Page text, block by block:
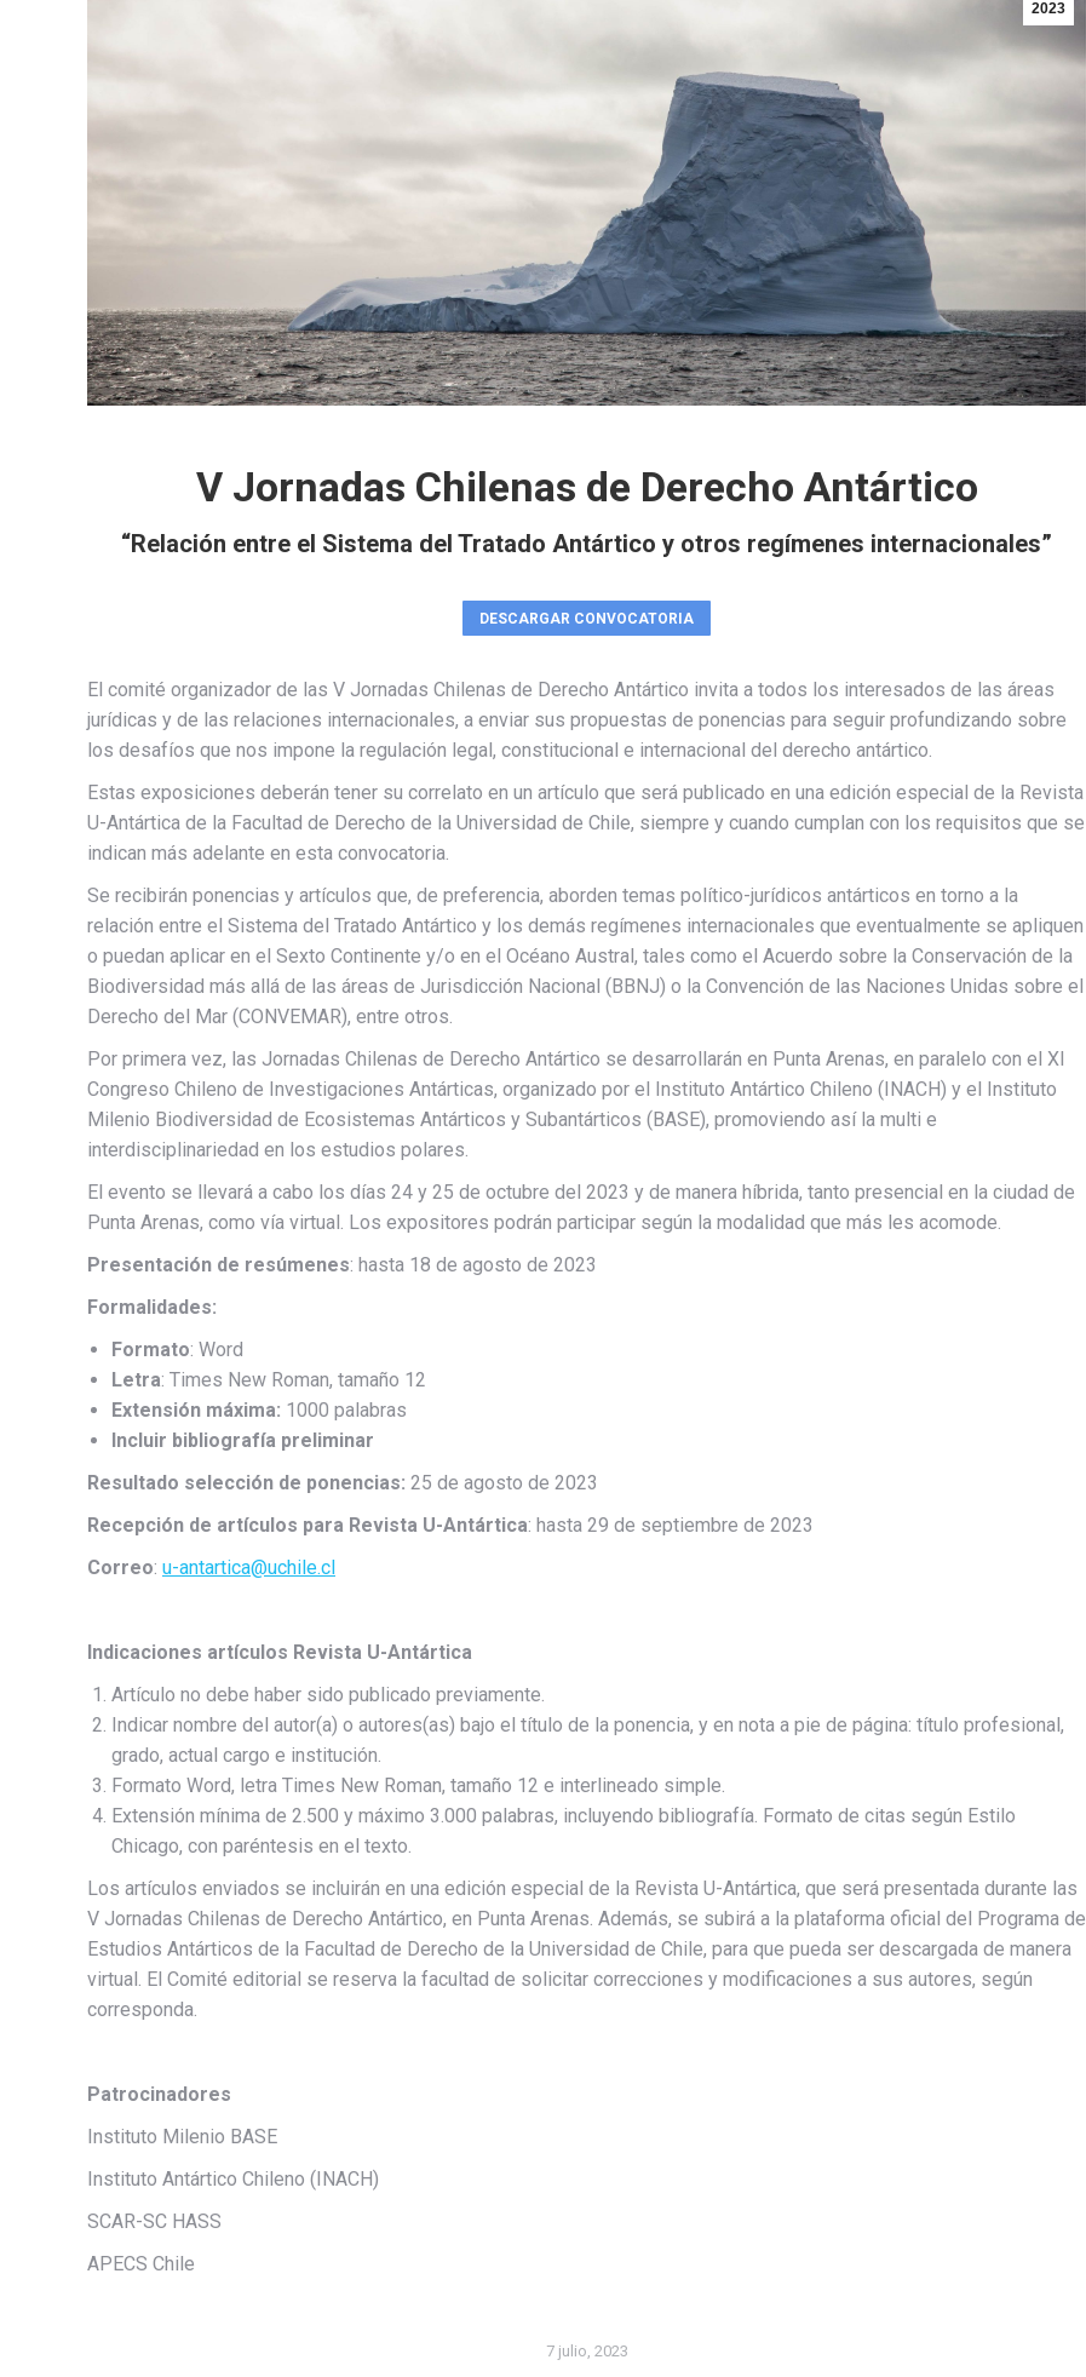
2023
V Jornadas Chilenas de Derecho Antártico
“Relación entre el Sistema del Tratado Antártico y otros regímenes internacionales”
DESCARGAR CONVOCATORIA
El comité organizador de las V Jornadas Chilenas de Derecho Antártico invita a todos los interesados de las áreas
jurídicas y de las relaciones internacionales, a enviar sus propuestas de ponencias para seguir profundizando sobre
los desafíos que nos impone la regulación legal, constitucional e internacional del derecho antártico.
Estas exposiciones deberán tener su correlato en un artículo que será publicado en una edición especial de la Revista
U-Antártica de la Facultad de Derecho de la Universidad de Chile, siempre y cuando cumplan con los requisitos que se
indican más adelante en esta convocatoria.
Se recibirán ponencias y artículos que, de preferencia, aborden temas político-jurídicos antárticos en torno a la
relación entre el Sistema del Tratado Antártico y los demás regímenes internacionales que eventualmente se apliquen
o puedan aplicar en el Sexto Continente y/o en el Océano Austral, tales como el Acuerdo sobre la Conservación de la
Biodiversidad más allá de las áreas de Jurisdicción Nacional (BBNJ) o la Convención de las Naciones Unidas sobre el
Derecho del Mar (CONVEMAR), entre otros.
Por primera vez, las Jornadas Chilenas de Derecho Antártico se desarrollarán en Punta Arenas, en paralelo con el XI
Congreso Chileno de Investigaciones Antárticas, organizado por el Instituto Antártico Chileno (INACH) y el Instituto
Milenio Biodiversidad de Ecosistemas Antárticos y Subantárticos (BASE), promoviendo así la multi e
interdisciplinariedad en los estudios polares.
El evento se llevará a cabo los días 24 y 25 de octubre del 2023 y de manera híbrida, tanto presencial en la ciudad de
Punta Arenas, como vía virtual. Los expositores podrán participar según la modalidad que más les acomode.
Presentación de resúmenes: hasta 18 de agosto de 2023
Formalidades:
Formato: Word
Letra: Times New Roman, tamaño 12
Extensión máxima: 1000 palabras
Incluir bibliografía preliminar
Resultado selección de ponencias: 25 de agosto de 2023
Recepción de artículos para Revista U-Antártica: hasta 29 de septiembre de 2023
Correo: u-antartica@uchile.cl
Indicaciones artículos Revista U-Antártica
Artículo no debe haber sido publicado previamente.
Indicar nombre del autor(a) o autores(as) bajo el título de la ponencia, y en nota a pie de página: título profesional,
grado, actual cargo e institución.
Formato Word, letra Times New Roman, tamaño 12 e interlineado simple.
Extensión mínima de 2.500 y máximo 3.000 palabras, incluyendo bibliografía. Formato de citas según Estilo
Chicago, con paréntesis en el texto.
Los artículos enviados se incluirán en una edición especial de la Revista U-Antártica, que será presentada durante las
V Jornadas Chilenas de Derecho Antártico, en Punta Arenas. Además, se subirá a la plataforma oficial del Programa de
Estudios Antárticos de la Facultad de Derecho de la Universidad de Chile, para que pueda ser descargada de manera
virtual. El Comité editorial se reserva la facultad de solicitar correcciones y modificaciones a sus autores, según
corresponda.
Patrocinadores
Instituto Milenio BASE
Instituto Antártico Chileno (INACH)
SCAR-SC HASS
APECS Chile
7 julio, 2023